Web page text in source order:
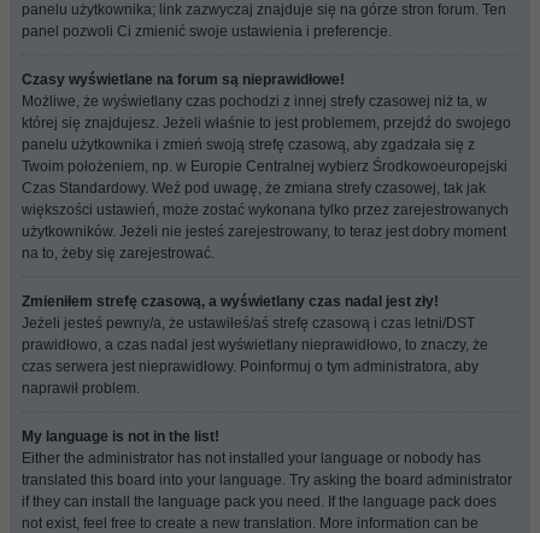
panelu użytkownika; link zazwyczaj znajduje się na górze stron forum. Ten
panel pozwoli Ci zmienić swoje ustawienia i preferencje.
Czasy wyświetlane na forum są nieprawidłowe!
Możliwe, że wyświetlany czas pochodzi z innej strefy czasowej niż ta, w
której się znajdujesz. Jeżeli właśnie to jest problemem, przejdź do swojego
panelu użytkownika i zmień swoją strefę czasową, aby zgadzała się z
Twoim położeniem, np. w Europie Centralnej wybierz Środkowoeuropejski
Czas Standardowy. Weź pod uwagę, że zmiana strefy czasowej, tak jak
większości ustawień, może zostać wykonana tylko przez zarejestrowanych
użytkowników. Jeżeli nie jesteś zarejestrowany, to teraz jest dobry moment
na to, żeby się zarejestrować.
Zmieniłem strefę czasową, a wyświetlany czas nadal jest zły!
Jeżeli jesteś pewny/a, że ustawiłeś/aś strefę czasową i czas letni/DST
prawidłowo, a czas nadal jest wyświetlany nieprawidłowo, to znaczy, że
czas serwera jest nieprawidłowy. Poinformuj o tym administratora, aby
naprawił problem.
My language is not in the list!
Either the administrator has not installed your language or nobody has
translated this board into your language. Try asking the board administrator
if they can install the language pack you need. If the language pack does
not exist, feel free to create a new translation. More information can be